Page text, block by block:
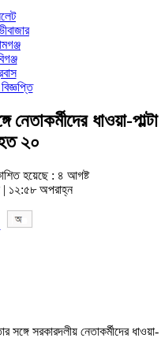
ধাওয়া-পাল্টা
২০
হয়েছে : ৪ আগষ্ট
১২:৫৮ অপরাহ্ন
সরকারদলীয় নেতাকর্মীদের ধাওয়া-